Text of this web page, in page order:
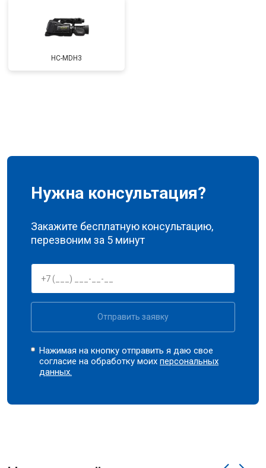
HC-MDH3
Нужна консультация?
Закажите бесплатную консультацию,
перезвоним за 5 минут
Отправить заявку
Нажимая на кнопку отправить я даю свое
согласие на обработку моихперсональных
данных.